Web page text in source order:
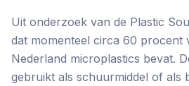
Uit onderzoek van de Plastic
dat momenteel circa 60 procent
Nederland microplastics bevat.
gebruikt als schuurmiddel of als